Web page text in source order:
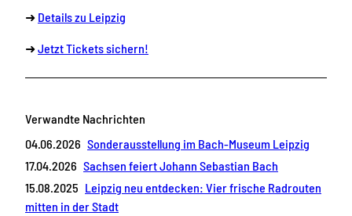
➜ Details zu Leipzig
➜Jetzt Tickets sichern!
Verwandte Nachrichten
04.06.2026 Sonderausstellung im Bach-Museum Leipzig
17.04.2026 Sachsen feiert Johann Sebastian Bach
15.08.2025 Leipzig neu entdecken: Vier frische Radrouten
mitten in der Stadt